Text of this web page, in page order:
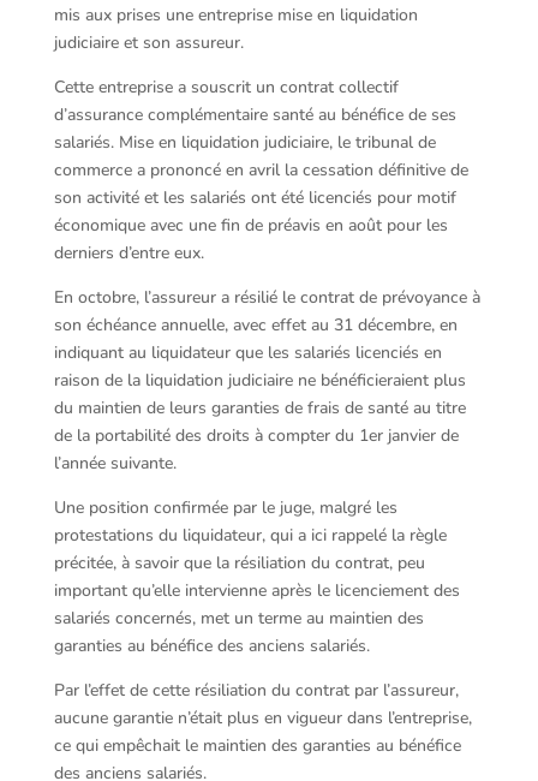
mis aux prises une entreprise mise en liquidation
judiciaire et son assureur.
Cette entreprise a souscrit un contrat collectif
d’assurance complémentaire santé au bénéfice de ses
salariés. Mise en liquidation judiciaire, le tribunal de
commerce a prononcé en avril la cessation définitive de
son activité et les salariés ont été licenciés pour motif
économique avec une fin de préavis en août pour les
derniers d’entre eux.
En octobre, l’assureur a résilié le contrat de prévoyance à
son échéance annuelle, avec effet au 31 décembre, en
indiquant au liquidateur que les salariés licenciés en
raison de la liquidation judiciaire ne bénéficieraient plus
du maintien de leurs garanties de frais de santé au titre
de la portabilité des droits à compter du 1er janvier de
l’année suivante.
Une position confirmée par le juge, malgré les
protestations du liquidateur, qui a ici rappelé la règle
précitée, à savoir que la résiliation du contrat, peu
important qu’elle intervienne après le licenciement des
salariés concernés, met un terme au maintien des
garanties au bénéfice des anciens salariés.
Par l’effet de cette résiliation du contrat par l’assureur,
aucune garantie n’était plus en vigueur dans l’entreprise,
ce qui empêchait le maintien des garanties au bénéfice
des anciens salariés.